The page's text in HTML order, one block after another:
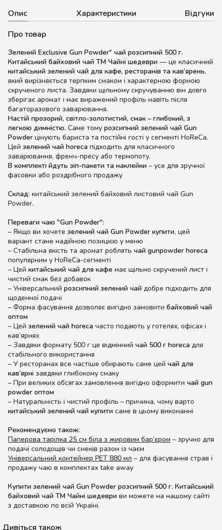
Опис Характеристики
Відгуки
Про товар
Зелений Exclusive Gun Powder" чай розсипний 500 г.
Китайський байховий чай ТМ Чайні шедеври — це класичний
китайський зелений чай для кафе, ресторанів та кав’ярень,
який вирізняється терпким смаком і характерною формою
скрученого листа. Завдяки щільному скручуванню він довго
зберігає аромат і має виражений профіль навіть після
багаторазового заварювання.
Настій прозорий, світло-золотистий, смак – глибокий, з
легкою димністю. Саме тому розсипний зелений чай Gun
Powder цінують бариста та постійні гості у сегменті HoReCa.
Цей зелений чай horeca підходить для класичного
заварювання, френч-пресу або термопоту.
В комплекті йдуть зіп-пакети та наклейки – усе для зручної
фасовки або роздрібного продажу
Склад: китайський зелений байховий листовий чай Gun
Powder.
Переваги чаю "Gun Powder":
– Якщо ви хочете зелений чай Gun Powder купити, цей
варіант стане надійною позицією у меню
– Стабільна якість та аромат роблять чай gunpowder horeca
популярним у HoReCa-сегменті
– Цей китайський чай для кафе має щільно скручений лист і
чистий смак без добавок
– Універсальний розсипний зелений чай добре підходить для
щоденної подачі
– Форма фасування дозволяє вигідно замовити байховий чай
оптом
– Цей зелений чай horeca часто подають у готелях, офісах і
кав’ярнях
– Завдяки формату 500 г це відмінний чай 500 г horeca для
стабільного використання
– У ресторанах все частіше обирають саме цей чай для
кав’ярні завдяки глибокому смаку
– При великих обсягах замовлення вигідно оформити чай gun
powder оптом
– Натуральність і чистий профіль – причина, чому варто
китайський зелений чай купити саме в цьому виконанні
Рекомендуємо також:
Паперова тарілка 25 см біла з жировим бар’єром – зручно для
подачі солодощів чи снеків разом із чаєм
Універсальний контейнер PET 880 мл – для фасування страв і
продажу чаю в комплектах take away
Купити зелений чай Gun Powder розсипний 500 г. Китайський
байховий чай ТМ Чайні шедеври ви можете на нашому сайті
з доставкою по всій Україні.
Дивіться також